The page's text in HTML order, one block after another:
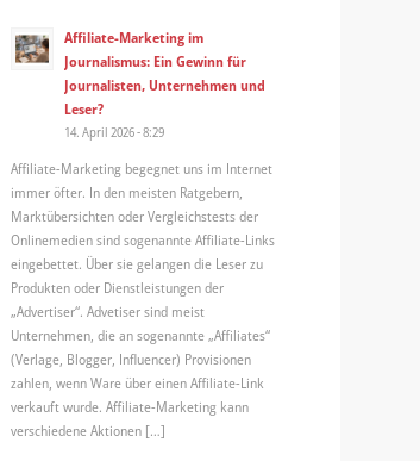
Affiliate-Marketing im
Journalismus: Ein Gewinn für
Journalisten, Unternehmen und
Leser?
14. April 2026 - 8:29
Affiliate-Marketing begegnet uns im Internet
immer öfter. In den meisten Ratgebern,
Marktübersichten oder Vergleichstests der
Onlinemedien sind sogenannte Affiliate-Links
eingebettet. Über sie gelangen die Leser zu
Produkten oder Dienstleistungen der
„Advertiser“. Advetiser sind meist
Unternehmen, die an sogenannte „Affiliates“
(Verlage, Blogger, Influencer) Provisionen
zahlen, wenn Ware über einen Affiliate-Link
verkauft wurde. Affiliate-Marketing kann
verschiedene Aktionen […]